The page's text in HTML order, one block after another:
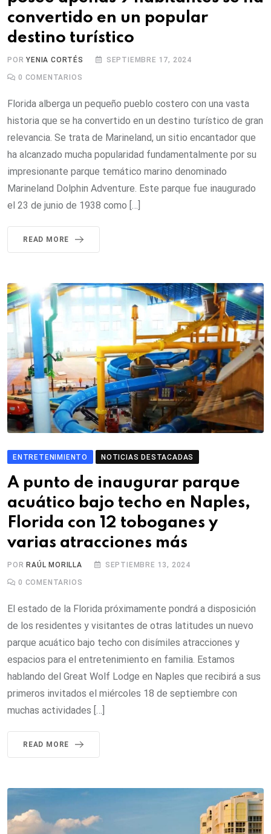
convertido en un popular
destino turístico
PORYENIA CORTÉS SEPTIEMBRE 17, 2024
0 COMENTARIOS
Florida alberga un pequeño pueblo costero con una vasta
historia que se ha convertido en un destino turístico de gran
relevancia. Se trata de Marineland, un sitio encantador que
ha alcanzado mucha popularidad fundamentalmente por su
impresionante parque temático marino denominado
Marineland Dolphin Adventure. Este parque fue inaugurado
el 23 de junio de 1938 como […]
READ MORE
ENTRETENIMIENTO NOTICIAS DESTACADAS
A punto de inaugurar parque
acuático bajo techo en Naples,
Florida con 12 toboganes y
varias atracciones más
PORRAÚL MORILLA SEPTIEMBRE 13, 2024
0 COMENTARIOS
El estado de la Florida próximamente pondrá a disposición
de los residentes y visitantes de otras latitudes un nuevo
parque acuático bajo techo con disímiles atracciones y
espacios para el entretenimiento en familia. Estamos
hablando del Great Wolf Lodge en Naples que recibirá a sus
primeros invitados el miércoles 18 de septiembre con
muchas actividades […]
READ MORE